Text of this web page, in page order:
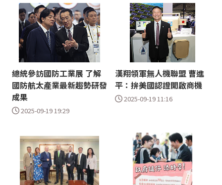
總統參訪國防工業展 了解
國防航太產業最新趨勢研發
成果
2025-09-19 19:29
漢翔領軍無人機聯盟 曹進
平：拚美國認證開啟商機
2025-09-19 11:16